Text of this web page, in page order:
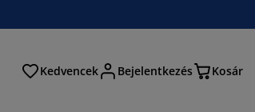
Kedvencek Bejelentkezés Kosár